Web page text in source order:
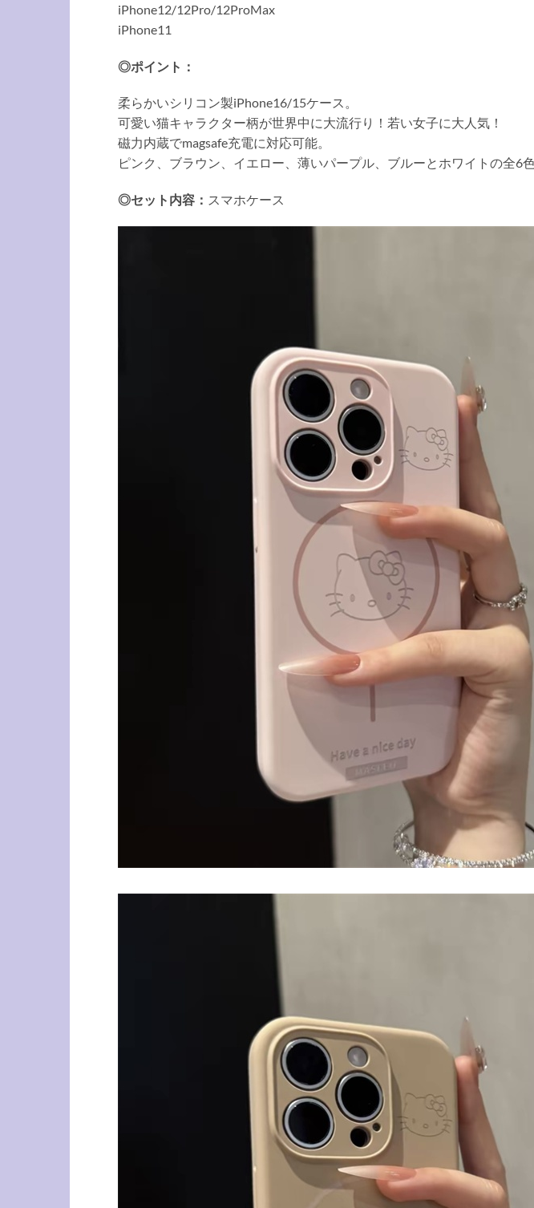
iPhone12/12Pro/12ProMax
iPhone11
◎ポイント：
柔らかいシリコン製iPhone16/15ケース。
可愛い猫キャラクター柄が世界中に大流行り！若い女子に大人気！
磁力内蔵でmagsafe充電に対応可能。
ピンク、ブラウン、イエロー、薄いパープル、ブルーとホワイトの全6色
◎セット内容： スマホケース